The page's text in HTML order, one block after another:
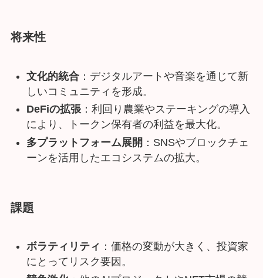
将来性
文化的統合 ：デジタルアートや音楽を通じて新
しいコミュニティを形成。
DeFiの拡張：利回り農業やステーキングの導入
により、トークン保有者の利益を最大化。
多プラットフォーム展開：SNSやブロックチェ
ーンを活用したエコシステムの拡大。
課題
ボラティリティ
：価格の変動が大きく、投資家
にとってリスク要因。